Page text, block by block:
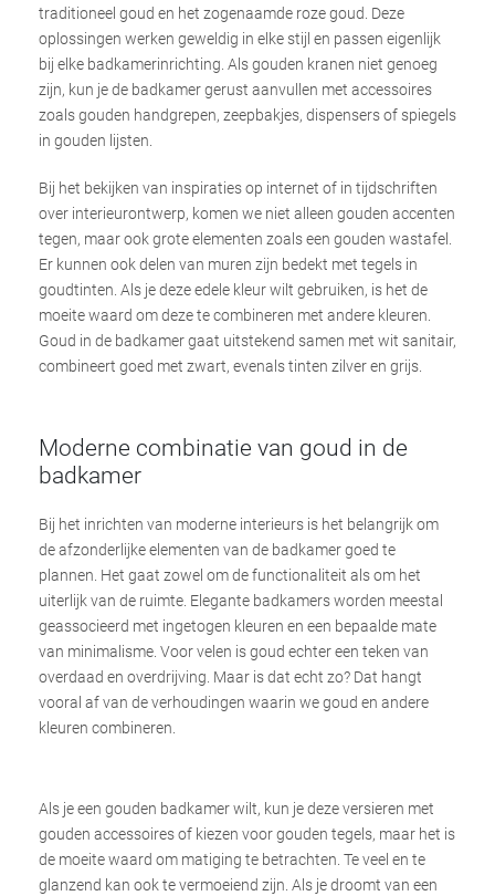
traditioneel goud en het zogenaamde roze goud. Deze
oplossingen werken geweldig in elke stijl en passen eigenlijk
bij elke badkamerinrichting. Als gouden kranen niet genoeg
zijn, kun je de badkamer gerust aanvullen met accessoires
zoals gouden handgrepen, zeepbakjes, dispensers of spiegels
in gouden lijsten.
Bij het bekijken van inspiraties op internet of in tijdschriften
over interieurontwerp, komen we niet alleen gouden accenten
tegen, maar ook grote elementen zoals een gouden wastafel.
Er kunnen ook delen van muren zijn bedekt met tegels in
goudtinten. Als je deze edele kleur wilt gebruiken, is het de
moeite waard om deze te combineren met andere kleuren.
Goud in de badkamer gaat uitstekend samen met wit sanitair,
combineert goed met zwart, evenals tinten zilver en grijs.
Moderne combinatie van goud in de
badkamer
Bij het inrichten van moderne interieurs is het belangrijk om
de afzonderlijke elementen van de badkamer goed te
plannen. Het gaat zowel om de functionaliteit als om het
uiterlijk van de ruimte. Elegante badkamers worden meestal
geassocieerd met ingetogen kleuren en een bepaalde mate
van minimalisme. Voor velen is goud echter een teken van
overdaad en overdrijving. Maar is dat echt zo? Dat hangt
vooral af van de verhoudingen waarin we goud en andere
kleuren combineren.
Als je een gouden badkamer wilt, kun je deze versieren met
gouden accessoires of kiezen voor gouden tegels, maar het is
de moeite waard om matiging te betrachten. Te veel en te
glanzend kan ook te vermoeiend zijn. Als je droomt van een